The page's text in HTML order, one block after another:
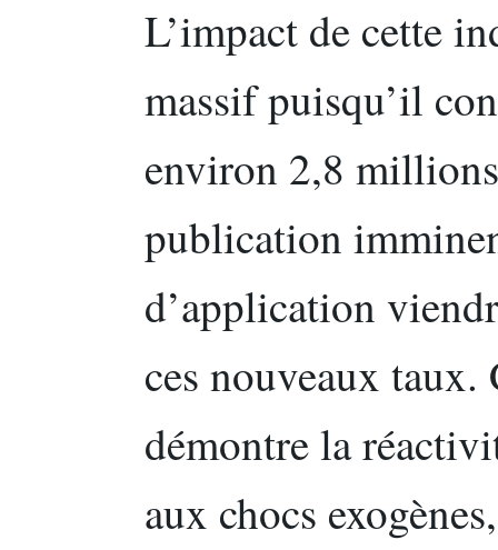
L’impact de cette
massif puisqu’il
environ 2,8
publication
d’application
ces nouveaux
démontre la
aux chocs